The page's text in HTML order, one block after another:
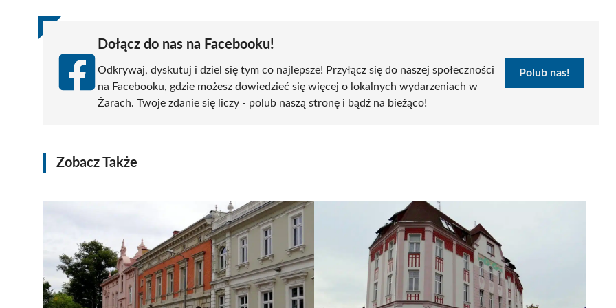
Dołącz do nas na Facebooku!
Odkrywaj, dyskutuj i dziel się tym co najlepsze! Przyłącz się do naszej społeczności
na Facebooku, gdzie możesz dowiedzieć się więcej o lokalnych wydarzeniach w
Żarach. Twoje zdanie się liczy - polub naszą stronę i bądź na bieżąco!
Polub nas!
Zobacz Także